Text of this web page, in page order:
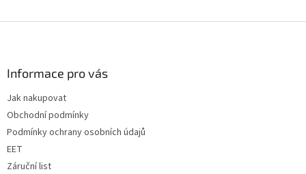
Informace pro vás
Jak nakupovat
Obchodní podmínky
Podmínky ochrany osobních údajů
EET
Záruční list